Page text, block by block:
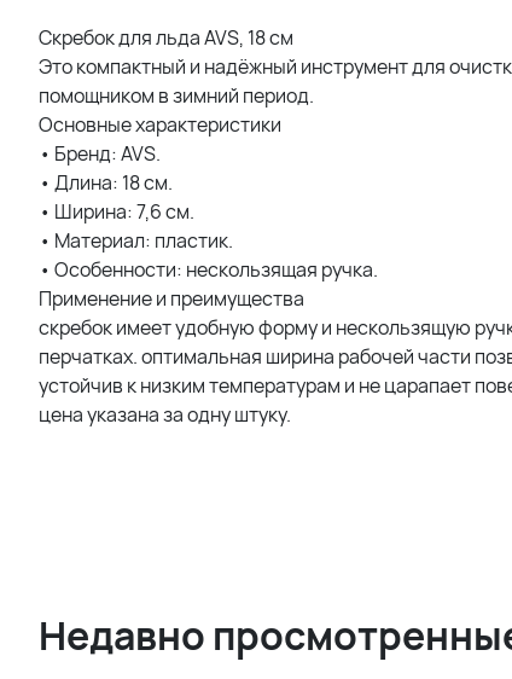
Скребок для льда AVS, 18 см
Это компактный и надёжный инструмент для
помощником в зимний период.
Основные характеристики
• Бренд: AVS.
• Длина: 18 см.
• Ширина: 7,6 см.
• Материал: пластик.
• Особенности: нескользящая ручка.
Применение и преимущества
скребок имеет удобную форму и нескользящую
перчатках. оптимальная ширина рабочей части
устойчив к низким температурам и не царапает
цена указана за одну штуку.
Недавно